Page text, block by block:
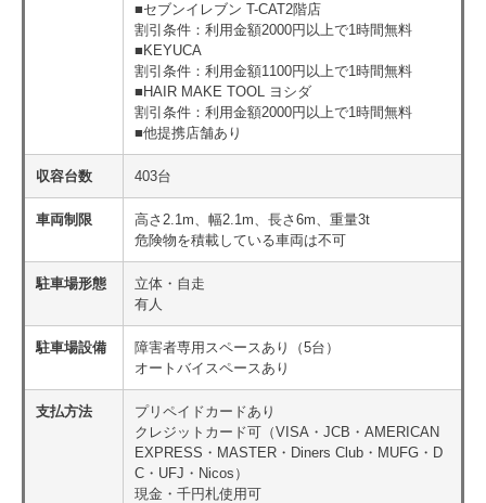
■セブンイレブン T-CAT2階店
割引条件：利用金額2000円以上で1時間無料
■KEYUCA
割引条件：利用金額1100円以上で1時間無料
■HAIR MAKE TOOL ヨシダ
割引条件：利用金額2000円以上で1時間無料
■他提携店舗あり
収容台数 403台
車両制限
高さ2.1m、幅2.1m、長さ6m、重量3t
危険物を積載している車両は不可
駐車場形態
立体・自走
有人
駐車場設備
障害者専用スペースあり（5台）
オートバイスペースあり
支払方法
プリペイドカードあり
クレジットカード可（VISA・JCB・AMERICAN
EXPRESS・MASTER・Diners Club・MUFG・D
C・UFJ・Nicos）
現金・千円札使用可